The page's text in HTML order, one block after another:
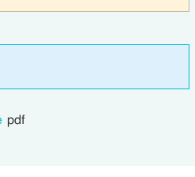
pdf